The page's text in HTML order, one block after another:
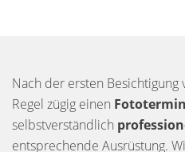
Nach der ersten
Regel zügig einen Fototermin
selbstverständlich
entsprechende Ausrüstung.